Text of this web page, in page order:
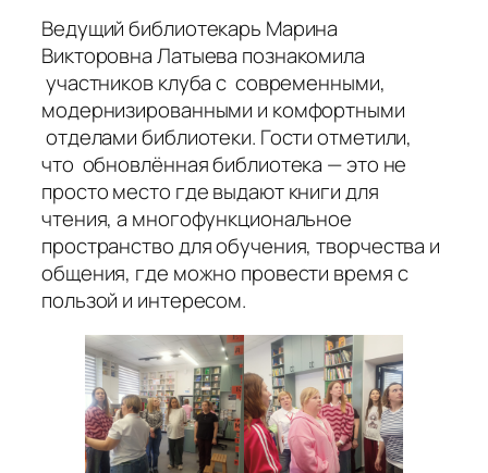
Ведущий библиотекарь Марина
Викторовна Латыева познакомила
участников клуба с современными,
модернизированными и комфортными
отделами библиотеки. Гости отметили,
что обновлённая библиотека — это не
просто место где выдают книги для
чтения, а многофункциональное
пространство для обучения, творчества и
общения, где можно провести время с
пользой и интересом.